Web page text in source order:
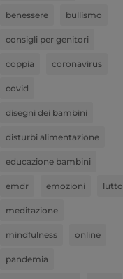
benessere bullismo
consigli per genitori
coppia coronavirus
covid
disegni dei bambini
disturbi alimentazione
educazione bambini
emdr emozioni lutto
meditazione
mindfulness online
pandemia